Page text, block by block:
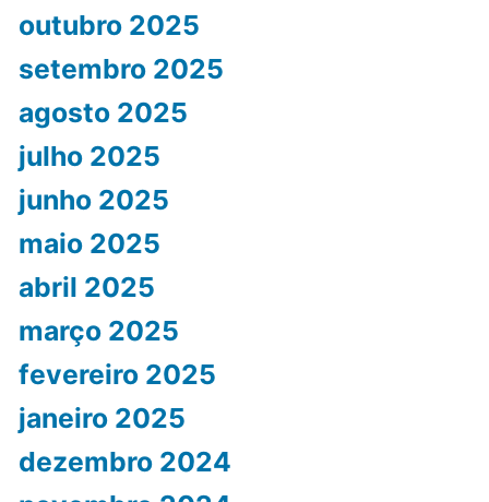
outubro 2025
setembro 2025
agosto 2025
julho 2025
junho 2025
maio 2025
abril 2025
março 2025
fevereiro 2025
janeiro 2025
dezembro 2024